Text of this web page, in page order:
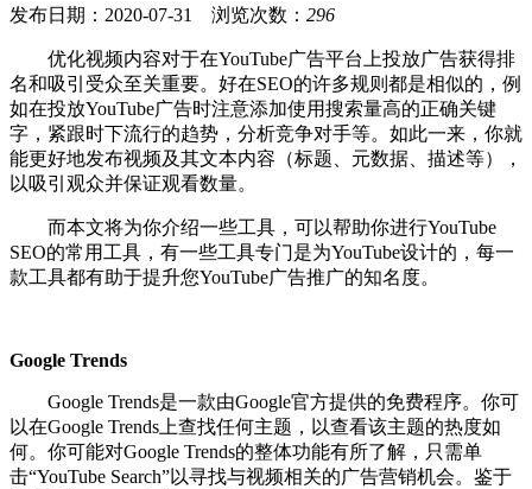
发布日期：2020-07-31 浏览次数： 296
优化视频内容对于在YouTube广告平台上投放广告获得排
名和吸引受众至关重要。好在SEO的许多规则都是相似的，例
如在投放YouTube广告时注意添加使用搜索量高的正确关键
字，紧跟时下流行的趋势，分析竞争对手等。如此一来，你就
能更好地发布视频及其文本内容（标题、元数据、描述等），
以吸引观众并保证观看数量。
而本文将为你介绍一些工具，可以帮助你进行YouTube
SEO的常用工具，有一些工具专门是为YouTube设计的，每一
款工具都有助于提升您YouTube广告推广的知名度。
Google Trends
Google Trends是一款由Google官方提供的免费程序。你可
以在Google Trends上查找任何主题，以查看该主题的热度如
何。你可能对Google Trends的整体功能有所了解，只需单
击“YouTube Search”以寻找与视频相关的广告营销机会。鉴于